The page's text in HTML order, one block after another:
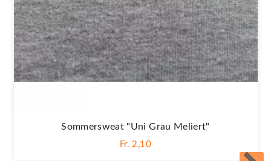
Sommersweat "Uni Grau Meliert"
Fr. 2,10